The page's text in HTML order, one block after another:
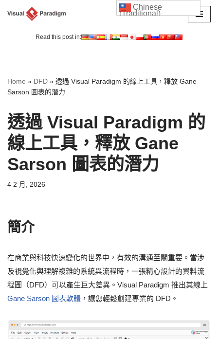
Read this post in:
Home » DFD » 透過 Visual Paradigm 的線上工具，釋放 Gane
Sarson 圖表的潛力
透過 Visual Paradigm 的
線上工具，釋放 Gane
Sarson 圖表的潛力
4 2 月, 2026
簡介
在商業與科技快速變化的世界中，有效的溝通至關重要。當涉
及視覺化與理解複雜的系統與流程時，一張精心設計的資料流
程圖（DFD）可以產生巨大差異。Visual Paradigm 推出其線上
Gane Sarson 圖表軟體 ，讓您輕鬆創建專業的 DFD。
Chinese
(Traditional)